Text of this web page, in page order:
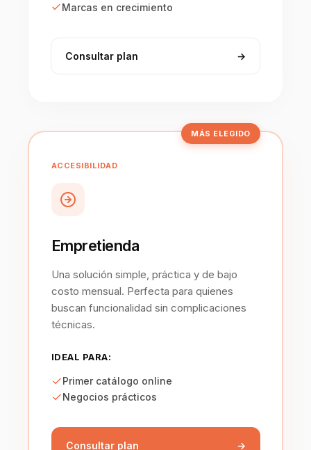
Marcas en crecimiento
Consultar plan →
MÁS ELEGIDO
ACCESIBILIDAD
Empretienda
Una solución simple, práctica y de bajo
costo mensual. Perfecta para quienes
buscan funcionalidad sin complicaciones
técnicas.
IDEAL PARA:
Primer catálogo online
Negocios prácticos
Consultar plan →